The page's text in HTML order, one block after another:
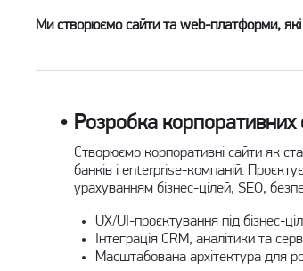
Ми створюємо сайти та web-платформи, які
Розробка корпоративних
Створюємо корпоративні сайти як
банків і enterprise-компаній.
урахуванням бізнес-цілей, SEO,
UX/UI-проєктування під бізнес-
Інтеграція CRM, аналітики та
Масштабована архітектура для